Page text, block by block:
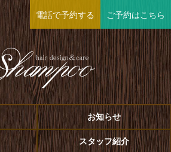
電話で予約する ご予約はこちら
お知らせ
スタッフ紹介